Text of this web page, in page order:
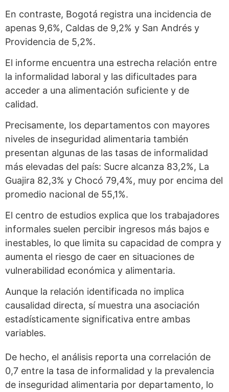
En contraste, Bogotá registra una incidencia de
apenas 9,6%, Caldas de 9,2% y San Andrés y
Providencia de 5,2%.
El informe encuentra una estrecha relación entre
la informalidad laboral y las dificultades para
acceder a una alimentación suficiente y de
calidad.
Precisamente, los departamentos con mayores
niveles de inseguridad alimentaria también
presentan algunas de las tasas de informalidad
más elevadas del país: Sucre alcanza 83,2%, La
Guajira 82,3% y Chocó 79,4%, muy por encima del
promedio nacional de 55,1%.
El centro de estudios explica que los trabajadores
informales suelen percibir ingresos más bajos e
inestables, lo que limita su capacidad de compra y
aumenta el riesgo de caer en situaciones de
vulnerabilidad económica y alimentaria.
Aunque la relación identificada no implica
causalidad directa, sí muestra una asociación
estadísticamente significativa entre ambas
variables.
De hecho, el análisis reporta una correlación de
0,7 entre la tasa de informalidad y la prevalencia
de inseguridad alimentaria por departamento, lo